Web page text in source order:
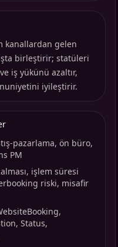
kanallardan gelen
birleştirir; statüleri
iş yükünü azaltır,
iyileştirir.
pazarlama, ön büro,
PM
işlem süresi
riski, misafir
Status,